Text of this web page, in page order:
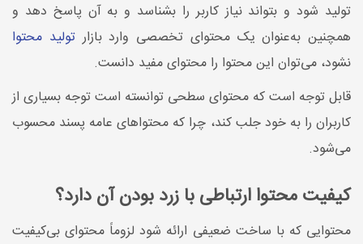
تولید شود و بتواند نیاز کاربر را بشناسد و به آن پاسخ دهد و
همچنین به‌عنوان یک محتوای تخصصی وارد بازارتولید محتوا
نشود، می‌توان این محتوا را محتوای مفید دانست.
قابل توجه است که محتوای سطحی توانسته است توجه بسیاری از
کاربران را به خود جلب کند، چرا که محتواهای عامه پسند محسوب
می‌شود.
کیفیت محتوا ارتباطی با زرد بودن آن دارد؟
محتوایی که با ساخت ضعیفی ارائه شود لزوماً محتوای بی‌کیفیت